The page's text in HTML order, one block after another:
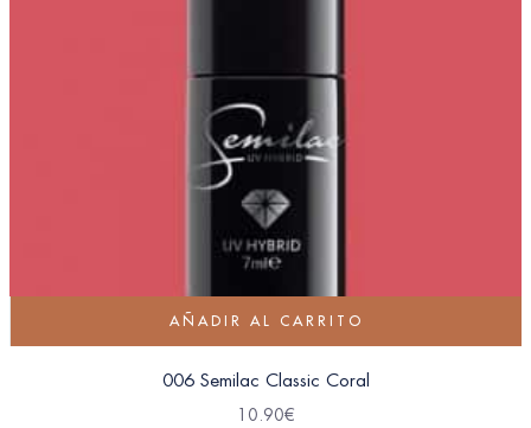
AÑADIR AL CARRITO
006 Semilac Classic Coral
10.90€